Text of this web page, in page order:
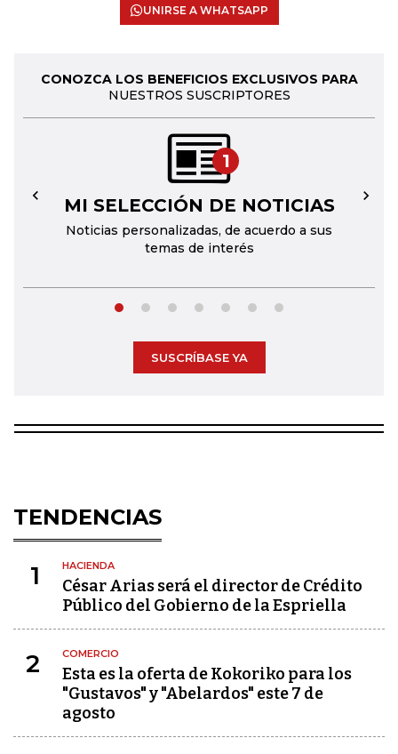
UNIRSE A WHATSAPP
CONOZCA LOS BENEFICIOS EXCLUSIVOS PARA
NUESTROS SUSCRIPTORES
1
MI SELECCIÓN DE NOTICIAS
Noticias personalizadas, de acuerdo a sus
temas de interés
← →
SUSCRÍBASE YA
TENDENCIAS
1 HACIENDA
César Arias será el director de Crédito
Público del Gobierno de la Espriella
2 COMERCIO
Esta es la oferta de Kokoriko para los
"Gustavos" y "Abelardos" este 7 de
agosto